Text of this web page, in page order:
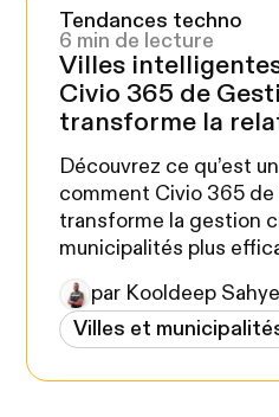
Tendances techno
6 min de lecture
Villes
Civio 365 de
transforme la
Découvrez ce qu’est
comment Civio 365
transforme la gestion
municipalités plus
par Kooldeep Sahye
Villes et